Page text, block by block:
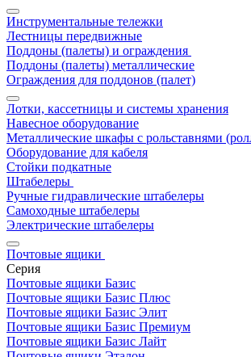
Инструментальные тележки
Лестницы передвижные
Поддоны (палеты) и ограждения
Поддоны (палеты) металлические
Ограждения для поддонов (палет)
Лотки, кассетницы и системы хранения
Навесное оборудование
Металлические шкафы с рольставнями
Оборудование для кабеля
Стойки подкатные
Штабелеры
Ручные гидравлические штабелеры
Самоходные штабелеры
Электрические штабелеры
Почтовые ящики
Серия
Почтовые ящики Базис
Почтовые ящики Базис Плюс
Почтовые ящики Базис Элит
Почтовые ящики Базис Премиум
Почтовые ящики Базис Лайт